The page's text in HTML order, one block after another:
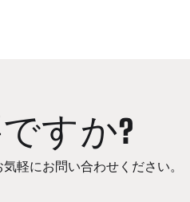
すか?
軽にお問い合わせください。